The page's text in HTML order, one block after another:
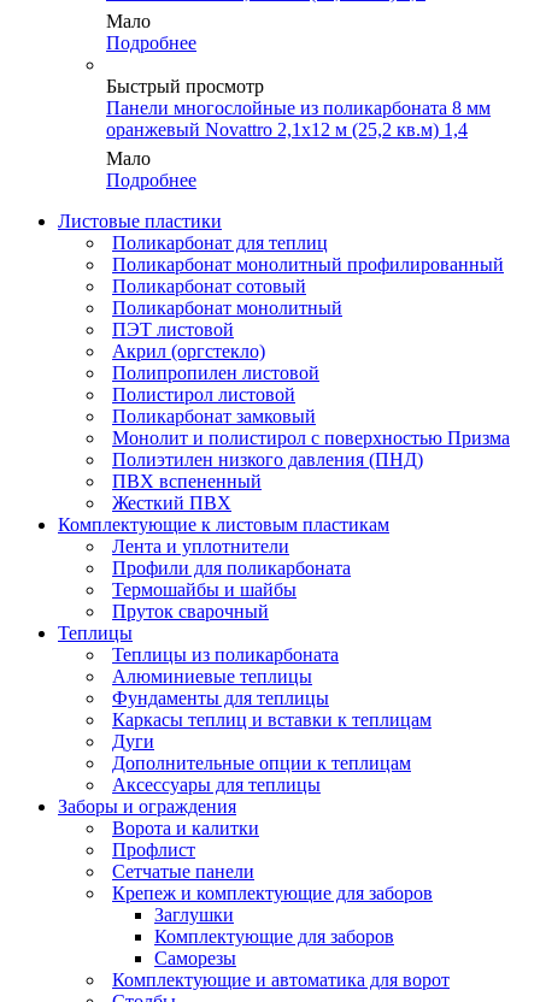
Мало
Подробнее
Быстрый просмотр
Панели многослойные из поликарбоната 8 мм
оранжевый Novattro 2,1х12 м (25,2 кв.м) 1,4
Мало
Подробнее
Листовые пластики
Поликарбонат для теплиц
Поликарбонат монолитный профилированный
Поликарбонат сотовый
Поликарбонат монолитный
ПЭТ листовой
Акрил (оргстекло)
Полипропилен листовой
Полистирол листовой
Поликарбонат замковый
Монолит и полистирол с поверхностью Призма
Полиэтилен низкого давления (ПНД)
ПВХ вспененный
Жесткий ПВХ
Комплектующие к листовым пластикам
Лента и уплотнители
Профили для поликарбоната
Термошайбы и шайбы
Пруток сварочный
Теплицы
Теплицы из поликарбоната
Алюминиевые теплицы
Фундаменты для теплицы
Каркасы теплиц и вставки к теплицам
Дуги
Дополнительные опции к теплицам
Аксессуары для теплицы
Заборы и ограждения
Ворота и калитки
Профлист
Сетчатые панели
Крепеж и комплектующие для заборов
Заглушки
Комплектующие для заборов
Саморезы
Комплектующие и автоматика для ворот